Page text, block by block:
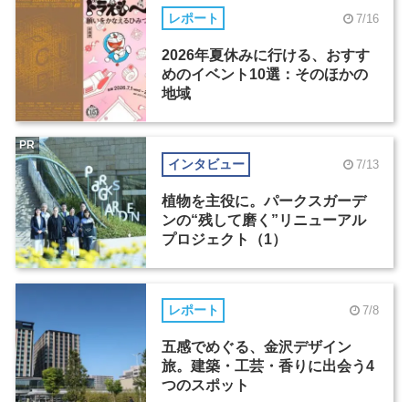
レポート 7/16
2026年夏休みに行ける、おすす
めのイベント10選：そのほかの
地域
インタビュー 7/13
植物を主役に。パークスガーデ
ンの“残して磨く”リニューアル
プロジェクト（1）
PR
レポート 7/8
五感でめぐる、金沢デザイン
旅。建築・工芸・香りに出会う4
つのスポット